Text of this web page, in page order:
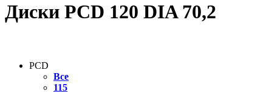
Диски PCD 120 DIA 70,2
PCD
Все
115